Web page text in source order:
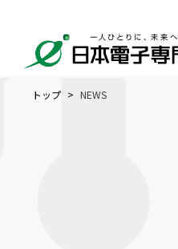
トップ NEWS